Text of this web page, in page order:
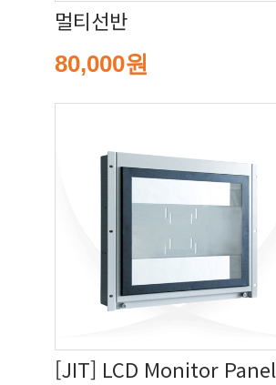
멀티선반
80,000원
[JIT] LCD Monitor Panel